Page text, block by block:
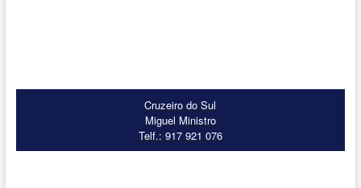
Cruzeiro do Sul
Miguel Ministro
Telf.: 917 921 076